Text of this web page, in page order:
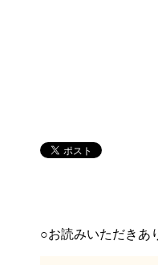
○お読みいただきあ